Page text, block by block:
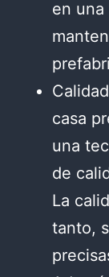
en una
casa
una
de
La
tanto,